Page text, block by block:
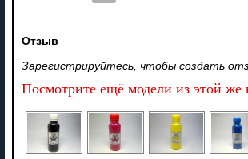
Отзыв
Зарегистрируйтесь, чтобы создать
Посмотрите ещё модели из этой же